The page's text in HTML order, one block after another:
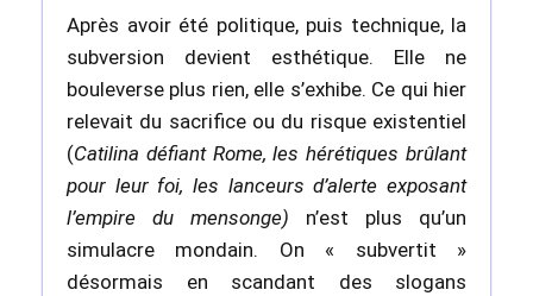
Après avoir été politique, puis technique, la
subversion devient esthétique. Elle ne
bouleverse plus rien, elle s’exhibe. Ce qui hier
relevait du sacrifice ou du risque existentiel
(Catilina défiant Rome, les hérétiques brûlant
pour leur foi, les lanceurs d’alerte exposant
l’empire du mensonge) n’est plus qu’un
simulacre mondain. On « subvertit »
désormais en scandant des slogans